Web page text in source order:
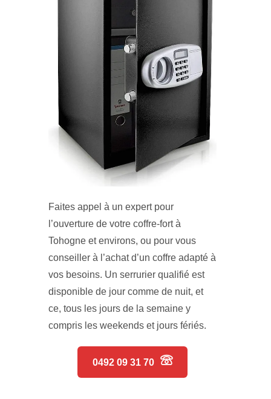
Faites appel à un expert pour
l’ouverture de votre coffre-fort à
Tohogne et environs, ou pour vous
conseiller à l’achat d’un coffre adapté à
vos besoins. Un serrurier qualifié est
disponible de jour comme de nuit, et
ce, tous les jours de la semaine y
compris les weekends et jours fériés.
0492 09 31 70